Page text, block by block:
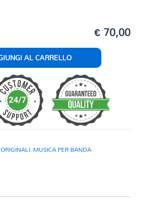
€ 70,00
AL CARRELLO
, MUSICA PER BANDA